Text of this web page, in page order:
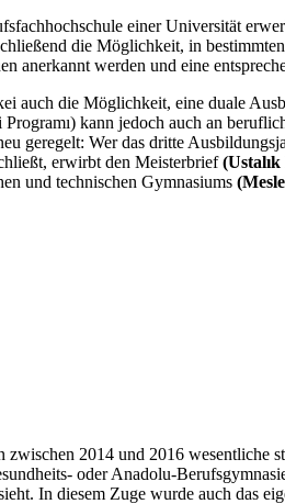
einer Universität
die Möglichkeit, in
anerkannt werden und eine
auch die Möglichkeit, eine duale
kann jedoch auch an
geregelt: Wer das dritte
erwirbt den Meisterbrief(Ustalık
und technischen Gymnasiums
2014 und 2016
oder Anadolu-
In diesem Zuge wurde auch das